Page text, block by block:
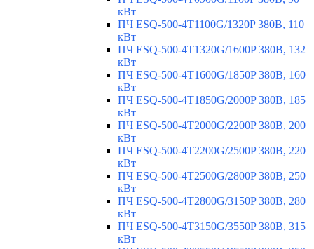
кВт
ПЧ ESQ-500-4T1100G/1320P 380В, 110
кВт
ПЧ ESQ-500-4T1320G/1600P 380В, 132
кВт
ПЧ ESQ-500-4T1600G/1850P 380В, 160
кВт
ПЧ ESQ-500-4T1850G/2000P 380В, 185
кВт
ПЧ ESQ-500-4T2000G/2200P 380В, 200
кВт
ПЧ ESQ-500-4T2200G/2500P 380В, 220
кВт
ПЧ ESQ-500-4T2500G/2800P 380В, 250
кВт
ПЧ ESQ-500-4T2800G/3150P 380В, 280
кВт
ПЧ ESQ-500-4T3150G/3550P 380В, 315
кВт